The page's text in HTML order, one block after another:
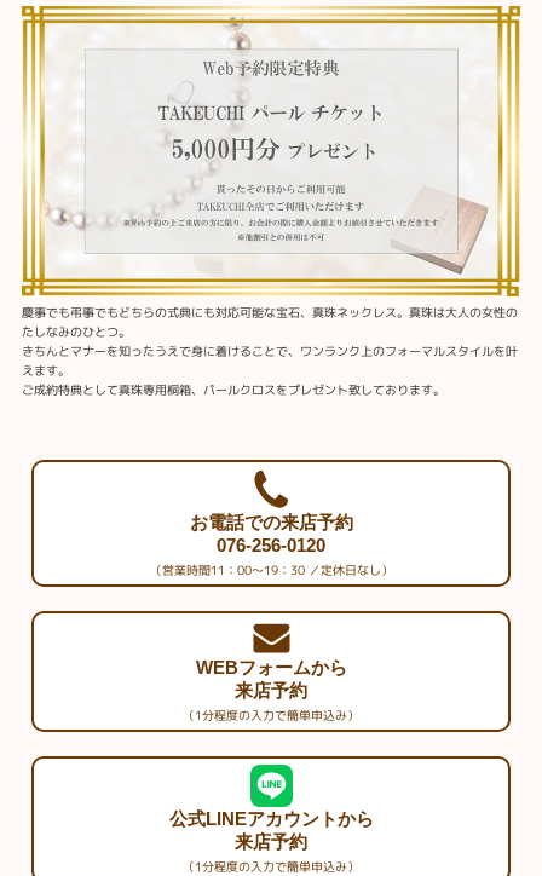
慶事でも弔事でもどちらの式典にも対応可能な宝石、真珠ネックレス。真珠は大人の女性の
たしなみのひとつ。
きちんとマナーを知ったうえで身に着けることで、ワンランク上のフォーマルスタイルを叶
えます。
ご成約特典として真珠専用桐箱、パールクロスをプレゼント致しております。
お電話での来店予約
076-256-0120
（営業時間11：00～19：30 ／定休日なし）
WEBフォームから
来店予約
（1分程度の入力で簡単申込み）
公式LINEアカウントから
来店予約
（1分程度の入力で簡単申込み）